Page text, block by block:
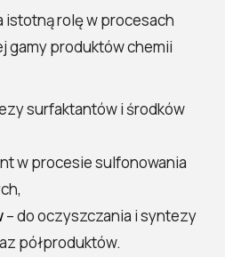
istotną rolę w procesach
gamy produktów chemii
surfaktantów i środków
w procesie sulfonowania
– do oczyszczania i syntezy
półproduktów.